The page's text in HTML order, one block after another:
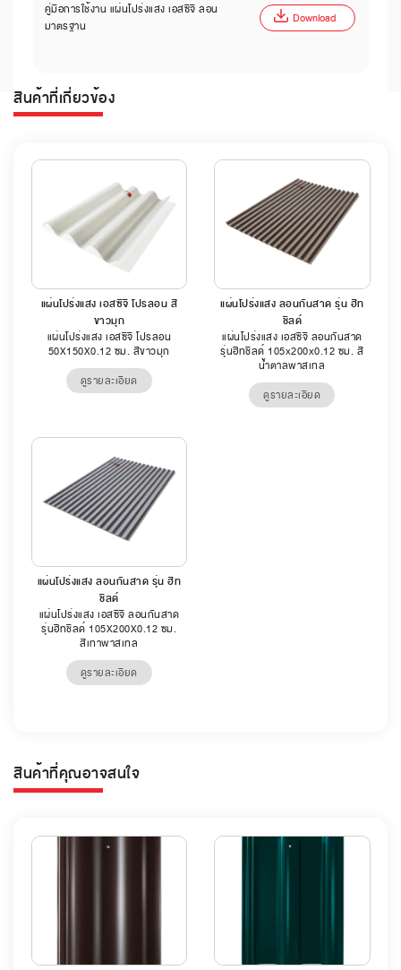
คู่มือการใช้งาน แผ่นโปร่งแสง เอสซีจี ลอน
มาตรฐาน
Download
สินค้าที่เกี่ยวข้อง
แผ่นโปร่งแสง เอสซีจี โปรลอน สี
ขาวมุก
แผ่นโปร่งแสง เอสซีจี โปรลอน
50X150X0.12 ซม. สีขาวมุก
ดูรายละเอียด
แผ่นโปร่งแสง ลอนกันสาด รุ่น ฮีท
ชิลด์
แผ่นโปร่งแสง เอสซีจี ลอนกันสาด
รุ่นฮีทชิลด์ 105x200x0.12 ซม. สี
น้ำตาลพาสเทล
ดูรายละเอียด
แผ่นโปร่งแสง ลอนกันสาด รุ่น ฮีท
ชิลด์
แผ่นโปร่งแสง เอสซีจี ลอนกันสาด
รุ่นฮีทชิลด์ 105X200X0.12 ซม.
สีเทาพาสเทล
ดูรายละเอียด
สินค้าที่คุณอาจสนใจ